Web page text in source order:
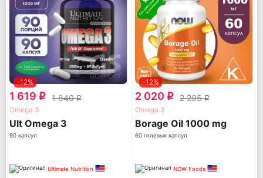
-12%
1 619 q 1 840q
Omega 3
Ult Omega 3
90 капсул
Ultimate Nutrition
-12%
2 020 q 2 295q
Omega 3
Borage Oil 1000 mg
60 гелевых капсул
NOW Foods